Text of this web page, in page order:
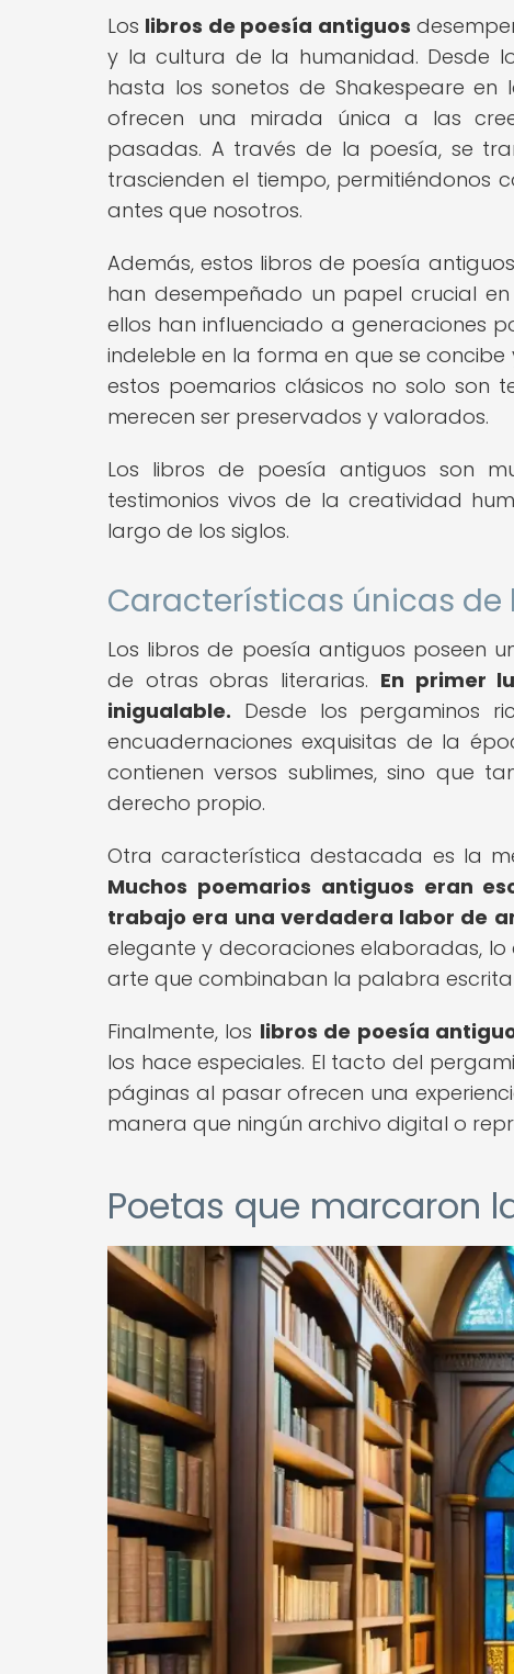
Los libros de poesía antiguos
y la cultura de la humanidad. Desde
hasta los sonetos de Shakespeare
ofrecen una mirada única a las
pasadas. A través de la poesía, se
trascienden el tiempo, permitiéndonos
antes que nosotros.
Además, estos libros de poesía
han desempeñado un papel crucial
ellos han influenciado a generaciones
indeleble en la forma en que se
estos poemarios clásicos no solo son
merecen ser preservados y valorados.
Los libros de poesía antiguos son
testimonios vivos de la creatividad
largo de los siglos.
Características únicas
Los libros de poesía antiguos poseen
de otras obras literarias. En primer
inigualable. Desde los pergaminos
encuadernaciones exquisitas de la
contienen versos sublimes, sino que
derecho propio.
Otra característica destacada es la
Muchos poemarios antiguos eran
trabajo era una verdadera labor de
elegante y decoraciones elaboradas,
arte que combinaban la palabra escrita
Finalmente, los libros de poesía
los hace especiales. El tacto del
páginas al pasar ofrecen una
manera que ningún archivo digital o
Poetas que marcaron